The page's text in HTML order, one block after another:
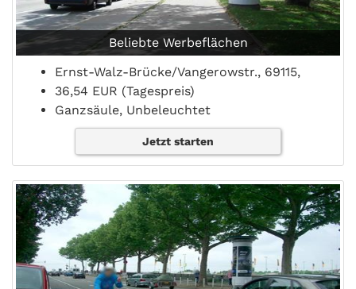
Beliebte Werbeflächen
Ernst-Walz-Brücke/Vangerowstr., 69115,
36,54 EUR (Tagespreis)
Ganzsäule, Unbeleuchtet
Jetzt starten